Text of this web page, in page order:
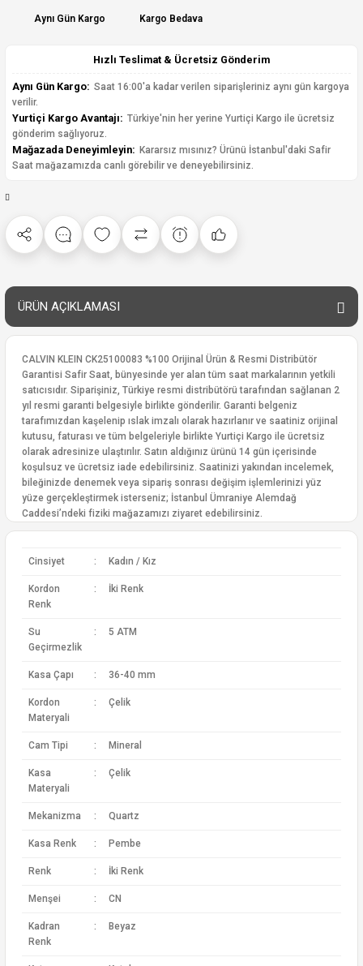
Aynı Gün Kargo Kargo Bedava
Hızlı Teslimat & Ücretsiz Gönderim
Aynı Gün Kargo: Saat 16:00'a kadar verilen siparişleriniz aynı gün kargoya
verilir.
Yurtiçi Kargo Avantajı: Türkiye'nin her yerine Yurtiçi Kargo ile ücretsiz
gönderim sağlıyoruz.
Mağazada Deneyimleyin: Kararsız mısınız? Ürünü İstanbul'daki Safir
Saat mağazamızda canlı görebilir ve deneyebilirsiniz.
ÜRÜN AÇIKLAMASI
CALVIN KLEIN CK25100083 %100 Orijinal Ürün & Resmi Distribütör
Garantisi Safir Saat, bünyesinde yer alan tüm saat markalarının yetkili
satıcısıdır. Siparişiniz, Türkiye resmi distribütörü tarafından sağlanan 2
yıl resmi garanti belgesiyle birlikte gönderilir. Garanti belgeniz
tarafımızdan kaşelenip ıslak imzalı olarak hazırlanır ve saatiniz orijinal
kutusu, faturası ve tüm belgeleriyle birlikte Yurtiçi Kargo ile ücretsiz
olarak adresinize ulaştırılır. Satın aldığınız ürünü 14 gün içerisinde
koşulsuz ve ücretsiz iade edebilirsiniz. Saatinizi yakından incelemek,
bileğinizde denemek veya sipariş sonrası değişim işlemlerinizi yüz
yüze gerçekleştirmek isterseniz; İstanbul Ümraniye Alemdağ
Caddesi’ndeki fiziki mağazamızı ziyaret edebilirsiniz.
Cinsiyet : Kadın / Kız
Kordon
Renk
: İki Renk
Su
Geçirmezlik
: 5 ATM
Kasa Çapı : 36-40 mm
Kordon
Materyali
: Çelik
Cam Tipi : Mineral
Kasa
Materyali
: Çelik
Mekanizma : Quartz
Kasa Renk : Pembe
Renk : İki Renk
Menşei : CN
Kadran
Renk
: Beyaz